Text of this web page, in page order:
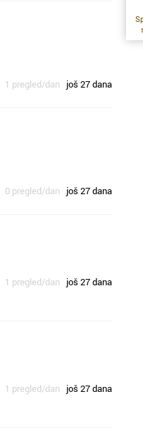
1 pregled/dan još 27 dana
0 pregled/dan još 27 dana
1 pregled/dan još 27 dana
1 pregled/dan još 27 dana